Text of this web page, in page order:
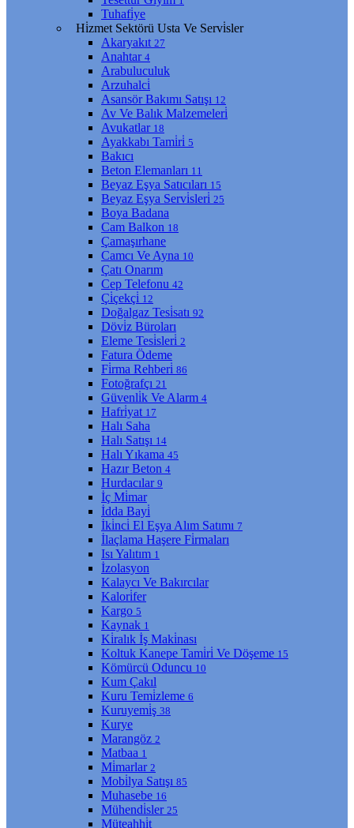
Tuhafi̇ye
Hi̇zmet Sektörü Usta Ve Servi̇sler
Akaryakıt 27
Anahtar 4
Arabuluculuk
Arzuhalci̇
Asansör Bakımı Satışı 12
Av Ve Balık Malzemeleri̇
Avukatlar 18
Ayakkabı Tami̇ri̇ 5
Bakıcı
Beton Elemanları 11
Beyaz Eşya Satıcıları 15
Beyaz Eşya Servi̇sleri̇ 25
Boya Badana
Cam Balkon 18
Çamaşırhane
Camcı Ve Ayna 10
Çatı Onarım
Cep Telefonu 42
Çi̇çekçi̇ 12
Doğalgaz Tesi̇satı 92
Dövi̇z Büroları
Eleme Tesi̇sleri̇ 2
Fatura Ödeme
Fi̇rma Rehberi̇ 86
Fotoğrafçı 21
Güvenli̇k Ve Alarm 4
Hafri̇yat 17
Halı Saha
Halı Satışı 14
Halı Yıkama 45
Hazır Beton 4
Hurdacılar 9
İç Mi̇mar
İdda Bayi̇
İki̇nci̇ El Eşya Alım Satımı 7
İlaçlama Haşere Fi̇rmaları
Isı Yalıtım 1
İzolasyon
Kalaycı Ve Bakırcılar
Kalori̇fer
Kargo 5
Kaynak 1
Ki̇ralık İş Maki̇nası
Koltuk Kanepe Tami̇ri̇ Ve Döşeme 15
Kömürcü Oduncu 10
Kum Çakıl
Kuru Temi̇zleme 6
Kuruyemi̇ş 38
Kurye
Marangöz 2
Matbaa 1
Mi̇marlar 2
Mobi̇lya Satışı 85
Muhasebe 16
Mühendi̇sler 25
Müteahhi̇t